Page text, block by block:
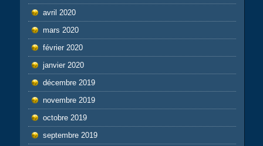
avril 2020
mars 2020
février 2020
janvier 2020
décembre 2019
novembre 2019
octobre 2019
septembre 2019